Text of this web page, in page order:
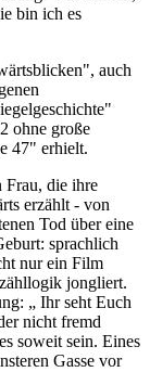
bin ich es
auch
ohne große
47" erhielt.
Frau, die ihre
erzählt - von
Tod über eine
sprachlich
nur ein Film
jongliert.
„ Ihr seht Euch
nicht fremd
soweit sein. Eines
Gasse vor